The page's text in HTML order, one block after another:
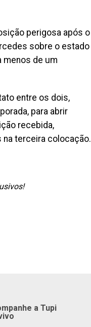
perigosa após o
sobre o estado
menos de um
entre os dois,
para abrir
recebida,
na terceira colocação.
a Tupi